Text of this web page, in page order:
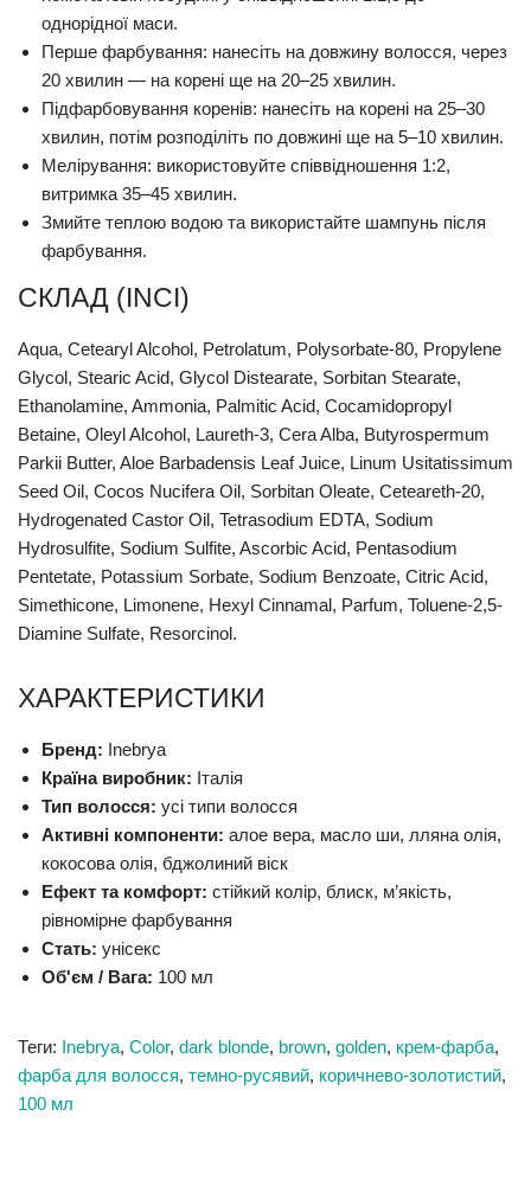
однорідної маси.
Перше фарбування: нанесіть на довжину волосся, через
20 хвилин — на корені ще на 20–25 хвилин.
Підфарбовування коренів: нанесіть на корені на 25–30
хвилин, потім розподіліть по довжині ще на 5–10 хвилин.
Мелірування: використовуйте співвідношення 1:2,
витримка 35–45 хвилин.
Змийте теплою водою та використайте шампунь після
фарбування.
СКЛАД (INCI)
Aqua, Cetearyl Alcohol, Petrolatum, Polysorbate-80, Propylene
Glycol, Stearic Acid, Glycol Distearate, Sorbitan Stearate,
Ethanolamine, Ammonia, Palmitic Acid, Cocamidopropyl
Betaine, Oleyl Alcohol, Laureth-3, Cera Alba, Butyrospermum
Parkii Butter, Aloe Barbadensis Leaf Juice, Linum Usitatissimum
Seed Oil, Cocos Nucifera Oil, Sorbitan Oleate, Ceteareth-20,
Hydrogenated Castor Oil, Tetrasodium EDTA, Sodium
Hydrosulfite, Sodium Sulfite, Ascorbic Acid, Pentasodium
Pentetate, Potassium Sorbate, Sodium Benzoate, Citric Acid,
Simethicone, Limonene, Hexyl Cinnamal, Parfum, Toluene-2,5-
Diamine Sulfate, Resorcinol.
ХАРАКТЕРИСТИКИ
Бренд: Inebrya
Країна виробник: Італія
Тип волосся: усі типи волосся
Активні компоненти: алое вера, масло ши, лляна олія,
кокосова олія, бджолиний віск
Ефект та комфорт: стійкий колір, блиск, м’якість,
рівномірне фарбування
Стать: унісекс
Об'єм / Вага: 100 мл
Теги: Inebrya, Color, dark blonde, brown, golden, крем-фарба,
фарба для волосся, темно-русявий, коричнево-золотистий,
100 мл